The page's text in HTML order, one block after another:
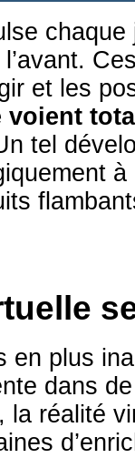
et les
tel
en plus
dans
réalité